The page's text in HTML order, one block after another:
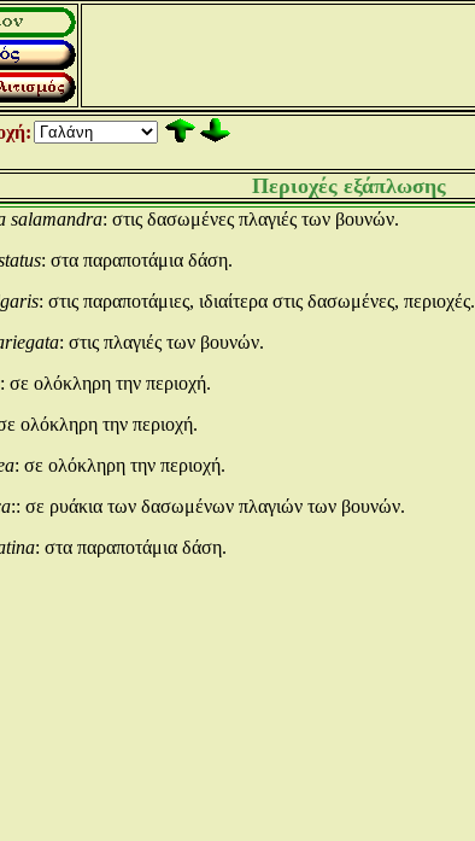
Περιοχές εξάπλωσης
salamandra: στις δασωμένες πλαγιές των βουνών.
: στα παραποτάμια δάση.
: στις παραποτάμιες, ιδιαίτερα στις δασωμένες, περιοχές.
: στις πλαγιές των βουνών.
: σε ολόκληρη την περιοχή.
ολόκληρη την περιοχή.
: σε ολόκληρη την περιοχή.
:: σε ρυάκια των δασωμένων πλαγιών των βουνών.
: στα παραποτάμια δάση.